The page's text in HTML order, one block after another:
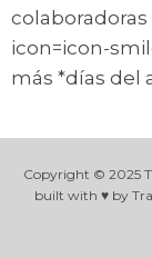
colaboradoras
icon=icon-
más *días del
Copyright © 2025
built with ♥ by